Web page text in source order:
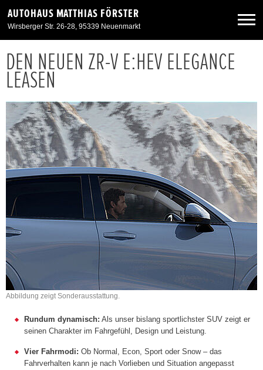
AUTOHAUS MATTHIAS FÖRSTER
Wirsberger Str. 26-28, 95339 Neuenmarkt
Neuwagen
Angebote
Service & Zubehör
Unser Autohaus
DEN NEUEN ZR-V E:HEV ELEGANCE
LEASEN
Abbildung zeigt Sonderausstattung.
Rundum dynamisch: Als unser bislang sportlichster SUV zeigt er
seinen Charakter im Fahrgefühl, Design und Leistung.
Vier Fahrmodi: Ob Normal, Econ, Sport oder Snow – das
Fahrverhalten kann je nach Vorlieben und Situation angepasst